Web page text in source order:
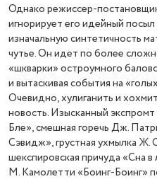
Однако режиссер-
игнорирует его идейный
изначальную синтетичность
чутье. Он идет по более
«шкварки» остроумного
и вытаскивая события на
Очевидно, хулиганить и
новость. Изысканный
Бле», смешная горечь Дж.
Сэвидж», грустная ухмылка
шекспировская причуда «Сна
М. Камолетти «Боинг-Боинг»